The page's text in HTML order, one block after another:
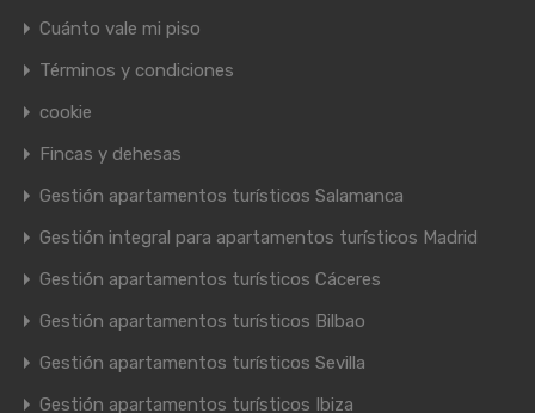
Cuánto vale mi piso
Términos y condiciones
cookie
Fincas y dehesas
Gestión apartamentos turísticos Salamanca
Gestión integral para apartamentos turísticos Madrid
Gestión apartamentos turísticos Cáceres
Gestión apartamentos turísticos Bilbao
Gestión apartamentos turísticos Sevilla
Gestión apartamentos turísticos Ibiza